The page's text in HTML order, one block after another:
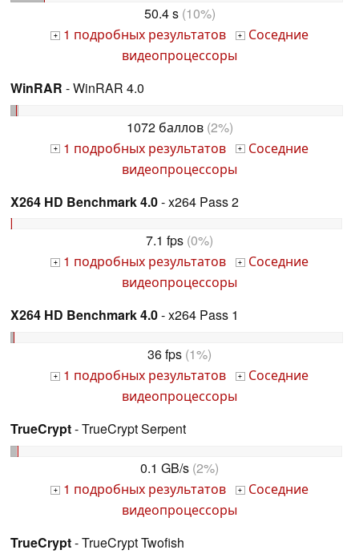
50.4 s(10%)
+ 1 подробных результатов + Соседние
видеопроцессоры
WinRAR - WinRAR 4.0
1072 баллов(2%)
+ 1 подробных результатов + Соседние
видеопроцессоры
X264 HD Benchmark 4.0- x264 Pass 2
7.1 fps (0%)
+ 1 подробных результатов + Соседние
видеопроцессоры
X264 HD Benchmark 4.0- x264 Pass 1
36 fps (1%)
+ 1 подробных результатов + Соседние
видеопроцессоры
TrueCrypt- TrueCrypt Serpent
0.1 GB/s (2%)
+ 1 подробных результатов + Соседние
видеопроцессоры
TrueCrypt- TrueCrypt Twofish